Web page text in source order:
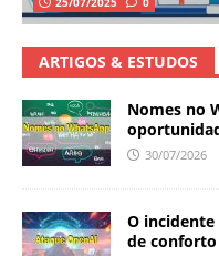
ARTIGOS & ESTUDOS
Nomes no
30/07/2026
O incidente
de conforto